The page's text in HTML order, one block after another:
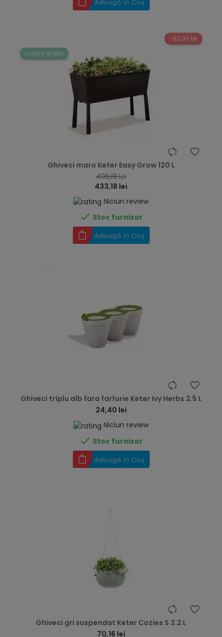
Adaugă în Coș
-62,00 lei
Livrare gratis
Ghiveci maro Keter Easy Grow 120 L
495,18 lei
433,18 lei
Niciun review
 Stoc furnizor
Adaugă în Coș
Ghiveci triplu alb fara farfurie Keter Ivy Herbs 2.5 L
24,40 lei
Niciun review
 Stoc furnizor
Adaugă în Coș
Ghiveci gri suspendat Keter Cozies S 3.2 L
70,16 lei